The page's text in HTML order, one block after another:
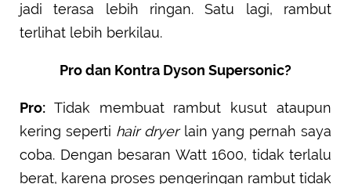
jadi terasa lebih ringan. Satu lagi, rambut
terlihat lebih berkilau.
Pro dan Kontra Dyson Supersonic?
Pro: Tidak membuat rambut kusut ataupun
kering seperti hair dryerlain yang pernah saya
coba. Dengan besaran Watt 1600, tidak terlalu
berat, karena proses pengeringan rambut tidak